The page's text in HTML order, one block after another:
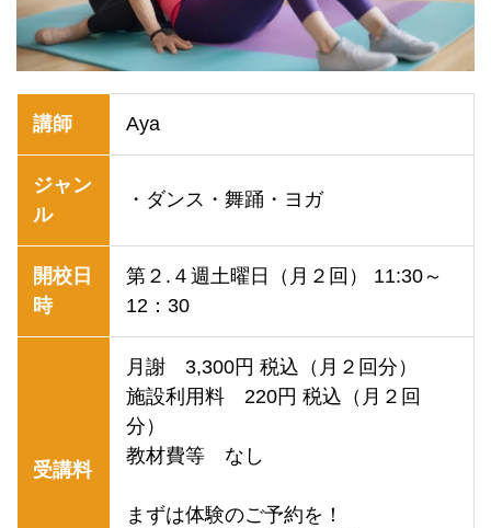
講師 Aya
ジャン
ル
・ダンス・舞踊・ヨガ
開校日
時
第２.４週土曜日（月２回） 11:30～
12：30
受講料
月謝 3,300円 税込（月２回分）
施設利用料 220円 税込（月２回
分）
教材費等 なし
まずは体験のご予約を！